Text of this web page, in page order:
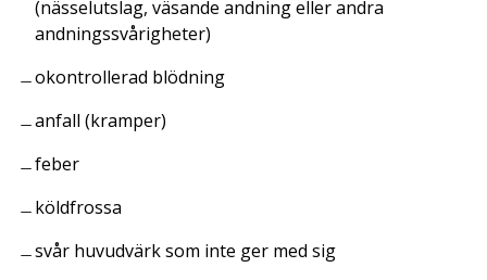
(nässelutslag, väsande andning eller andra
andningssvårigheter)
okontrollerad blödning
anfall (kramper)
feber
köldfrossa
svår huvudvärk som inte ger med sig